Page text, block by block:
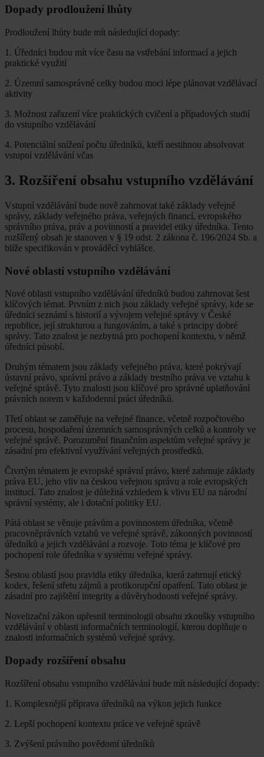
Dopady prodloužení lhůty
Prodloužení lhůty bude mít následující dopady:
1. Úředníci budou mít více času na vstřebání informací a jejich
praktické využití
2. Územní samosprávné celky budou moci lépe plánovat vzdělávací
aktivity
3. Možnost zařazení více praktických cvičení a případových studií
do vstupního vzdělávání
4. Potenciální snížení počtu úředníků, kteří nestihnou absolvovat
vstupní vzdělávání včas
3. Rozšíření obsahu vstupního vzdělávání
Vstupní vzdělávání bude nově zahrnovat také základy veřejné
správy, základy veřejného práva, veřejných financí, evropského
správního práva, práv a povinností a pravidel etiky úředníka. Tento
rozšířený obsah je stanoven v § 19 odst. 2 zákona č. 196/2024 Sb. a
blíže specifikován v prováděcí vyhlášce.
Nové oblasti vstupního vzdělávání
Nové oblasti vstupního vzdělávání úředníků budou zahrnovat šest
klíčových témat. Prvním z nich jsou základy veřejné správy, kde se
úředníci seznámí s historií a vývojem veřejné správy v České
republice, její strukturou a fungováním, a také s principy dobré
správy. Tato znalost je nezbytná pro pochopení kontextu, v němž
úředníci působí.
Druhým tématem jsou základy veřejného práva, které pokrývají
ústavní právo, správní právo a základy trestního práva ve vztahu k
veřejné správě. Tyto znalosti jsou klíčové pro správné uplatňování
právních norem v každodenní práci úředníků.
Třetí oblast se zaměřuje na veřejné finance, včetně rozpočtového
procesu, hospodaření územních samosprávných celků a kontroly ve
veřejné správě. Porozumění finančním aspektům veřejné správy je
zásadní pro efektivní využívání veřejných prostředků.
Čtvrtým tématem je evropské správní právo, které zahrnuje základy
práva EU, jeho vliv na českou veřejnou správu a role evropských
institucí. Tato znalost je důležitá vzhledem k vlivu EU na národní
správní systémy, ale i dotační politiky EU.
Pátá oblast se věnuje právům a povinnostem úředníka, včetně
pracovněprávních vztahů ve veřejné správě, zákonných povinností
úředníků a jejich vzdělávání a rozvoje. Toto téma je klíčové pro
pochopení role úředníka v systému veřejné správy.
Šestou oblastí jsou pravidla etiky úředníka, která zahrnují etický
kodex, řešení střetu zájmů a protikorupční opatření. Tato oblast je
zásadní pro zajištění integrity a důvěryhodnosti veřejné správy.
Novelizační zákon upřesnil terminologii obsahu zkoušky vstupního
vzdělávání v oblasti informačních terminologií, kterou doplňuje o
znalosti informačních systémů veřejné správy.
Dopady rozšíření obsahu
Rozšíření obsahu vstupního vzdělávání bude mít následující dopady:
1. Komplexnější příprava úředníků na výkon jejich funkce
2. Lepší pochopení kontextu práce ve veřejné správě
3. Zvýšení právního povědomí úředníků